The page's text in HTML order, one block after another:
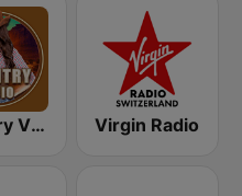
Country Vibes Virgin Radio